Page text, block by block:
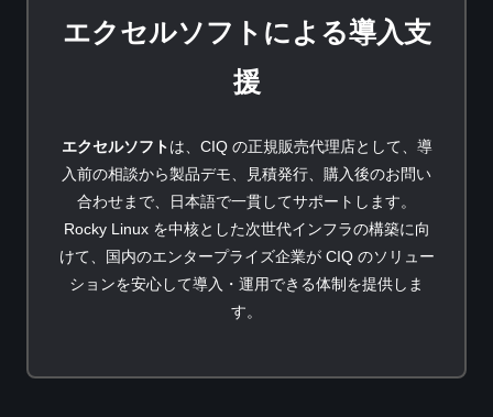
エクセルソフトによる導入支
援
エクセルソフトは、CIQ の正規販売代理店として、導
入前の相談から製品デモ、見積発行、購入後のお問い
合わせまで、日本語で一貫してサポートします。
Rocky Linux を中核とした次世代インフラの構築に向
けて、国内のエンタープライズ企業が CIQ のソリュー
ションを安心して導入・運用できる体制を提供しま
す。